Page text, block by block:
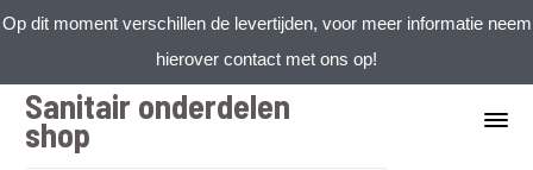
Op dit moment verschillen de levertijden, voor meer informatie neem
hierover contact met ons op!
Sanitair onderdelen
shop